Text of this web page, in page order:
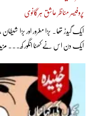
پروفیسر مناظر عاشق ہرگانوی
ایک گیدڑ تھا۔ بڑا مغرور اور بڑا
ایک دن اس نے کھٹا انگور کھ... مزید